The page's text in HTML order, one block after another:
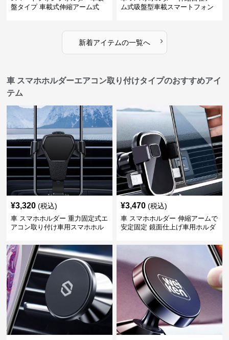
盤タイプ 車載式伸縮アーム式
ム式吸盤型車載スマートフォン
新着アイテムの一覧へ ›
車 スマホホルダーエアコン取り付けタイプのおすすめアイ
テム
¥3,320 (税込)
車 スマホホルダー 重力固定式エ
アコン取り付け車用スマホホル
¥3,470 (税込)
車 スマホホルダー 伸縮アームで
安定固定 鏡面仕上げ車用ホルダ